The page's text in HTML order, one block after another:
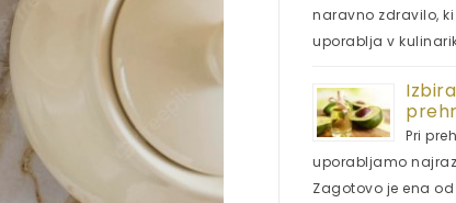
naravno zdravilo, ki
uporablja v
Pri
uporabljamo
Zagotovo je ena